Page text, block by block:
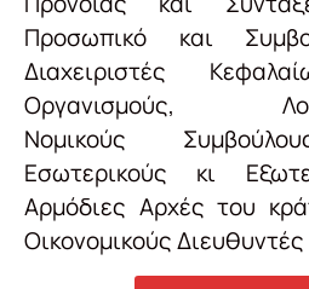
Προσωπικό και
Διαχειριστές
Οργανισμούς,
Νομικούς
Εσωτερικούς κι
Αρμόδιες Αρχές του
Οικονομικούς